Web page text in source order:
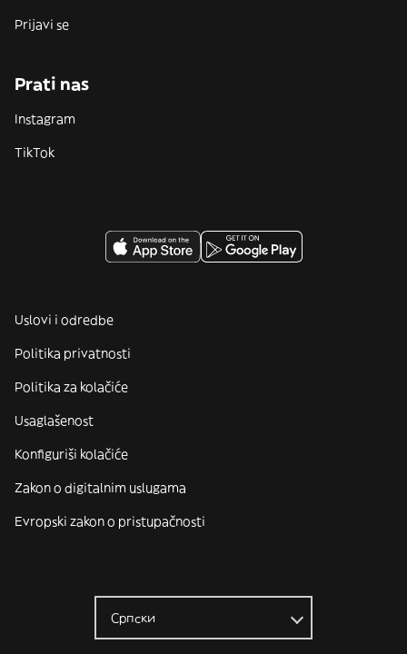
Prijavi se
Prati nas
Instagram
TikTok
Uslovi i odredbe
Politika privatnosti
Politika za kolačiće
Usaglašenost
Konfiguriši kolačiće
Zakon o digitalnim uslugama
Evropski zakon o pristupačnosti